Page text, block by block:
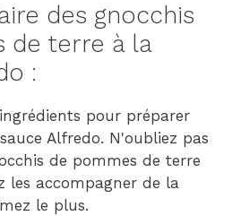
des gnocchis
de terre à la
:
pour préparer
Alfredo. N'oubliez pas
de pommes de terre
les accompagner de la
le plus.